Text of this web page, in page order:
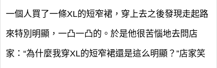
一個人買了一條XL的短窄裙，穿上去之後發現走起路
來特別明顯，一凸一凸的。於是他很苦惱地去問店
家：“為什麼我穿XL的短窄裙還是這么明顯？”店家笑